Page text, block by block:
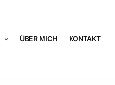
ÜBER MICH KONTAKT